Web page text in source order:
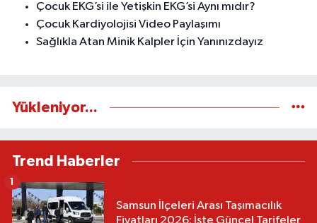
Çocuk EKG’si ile Yetişkin EKG’si Aynı mıdır?
Çocuk Kardiyolojisi Video Paylaşımı
Sağlıkla Atan Minik Kalpler İçin Yanınızdayız
Yükleniyor...
Trend Haberler
Samsun İlçeleri Arası Taşımacılık
Fiyatları 2026: İşte Güncel Tarifeler
1